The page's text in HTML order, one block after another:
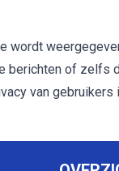
wordt
berichten of zelfs
van